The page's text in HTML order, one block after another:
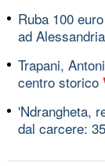
Ruba 100
ad Alessandria
Trapani,
centro storico
'Ndrangheta,
dal carcere: